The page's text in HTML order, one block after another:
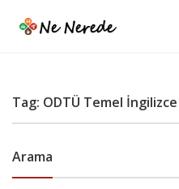
Tag: ODTÜ Temel
Arama